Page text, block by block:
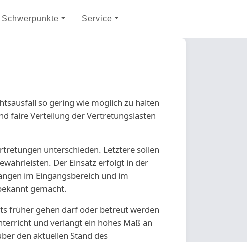
Schwerpunkte Service
so gering wie möglich zu halten
faire Verteilung der Vertretungslasten
unterschieden. Letztere sollen
Der Einsatz erfolgt in der
im Eingangsbereich und im
gemacht.
früher gehen darf oder betreut werden
und verlangt ein hohes Maß an
den aktuellen Stand des